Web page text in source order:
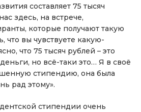
составляет 75 тысяч
здесь, на встрече,
которые получают такую
вы чувствуете какую-
что 75 тысяч рублей – это
но всё-таки это… Я в своё
стипендию, она была
рад этому».
стипендии очень